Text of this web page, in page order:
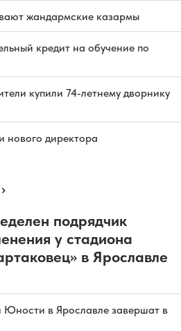
жандармские казармы
кредит на обучение по
купили 74-летнему дворнику
нового директора
подрядчик
у стадиона
в Ярославле
Юности в Ярославле завершат в